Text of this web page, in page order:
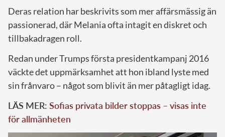
Deras relation har beskrivits som mer affärsmässig än
passionerad, där Melania ofta intagit en diskret och
tillbakadragen roll.
Redan under Trumps första presidentkampanj 2016
väckte det uppmärksamhet att hon ibland lyste med
sin frånvaro – något som blivit än mer påtagligt idag.
LÄS MER: Sofias privata bilder stoppas – visas inte
för allmänheten